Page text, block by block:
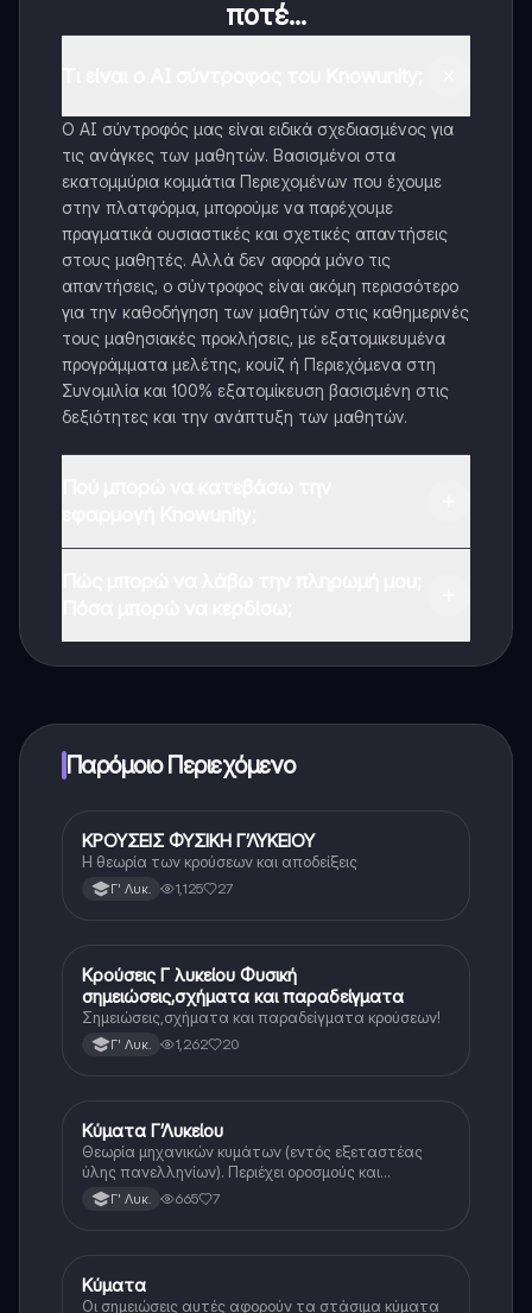
ποτέ...
Ο AI σύντροφός μας είναι ειδικά σχεδιασμένος για
τις ανάγκες των μαθητών. Βασισμένοι στα
εκατομμύρια κομμάτια Περιεχομένων που έχουμε
στην πλατφόρμα, μπορούμε να παρέχουμε
πραγματικά ουσιαστικές και σχετικές απαντήσεις
στους μαθητές. Αλλά δεν αφορά μόνο τις
απαντήσεις, ο σύντροφος είναι ακόμη περισσότερο
για την καθοδήγηση των μαθητών στις καθημερινές
τους μαθησιακές προκλήσεις, με εξατομικευμένα
προγράμματα μελέτης, κουίζ ή Περιεχόμενα στη
Συνομιλία και 100% εξατομίκευση βασισμένη στις
δεξιότητες και την ανάπτυξη των μαθητών.
Παρόμοιο Περιεχόμενο
Φυσική (Θετ.)
ΚΡΟΥΣΕΙΣ ΦΥΣΙΚΗ Γ’ΛΥΚΕΙΟΥ
Η θεωρία των κρούσεων και αποδείξεις
Γ' Λυκ. 1,125 27
Φυσική (Θετ.)
Κρούσεις Γ λυκείου Φυσική
σημειώσεις,σχήματα και παραδείγματα
Σημειώσεις,σχήματα και παραδείγματα κρούσεων!
Γ' Λυκ. 1,262 20
Φυσική
Κύματα Γ’Λυκείου
Θεωρία μηχανικών κυμάτων (εντός εξεταστέας
ύλης πανελληνίων). Περιέχει οροσμούς και
αποδείξεις
Γ' Λυκ. 665 7
Φυσική (Θετ.)
Κύματα
Οι σημειώσεις αυτές αφορούν τα στάσιμα κύματα